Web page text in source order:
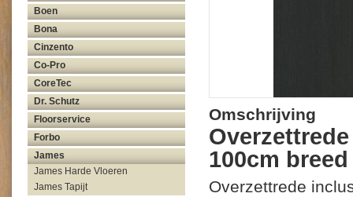
Boen
Bona
Cinzento
Co-Pro
CoreTec
Dr. Schutz
Floorservice
Forbo
James
James Harde Vloeren
James Tapijt
Omschrijving
100cm breed
Overzettrede